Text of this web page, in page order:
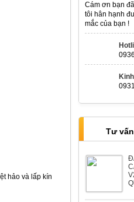
hảo và lấp kín
Thi
Bệt thự Ông
Biệt thự
Cám ơn bạn
tôi hân hạnh
mắc của bạn !
Tư